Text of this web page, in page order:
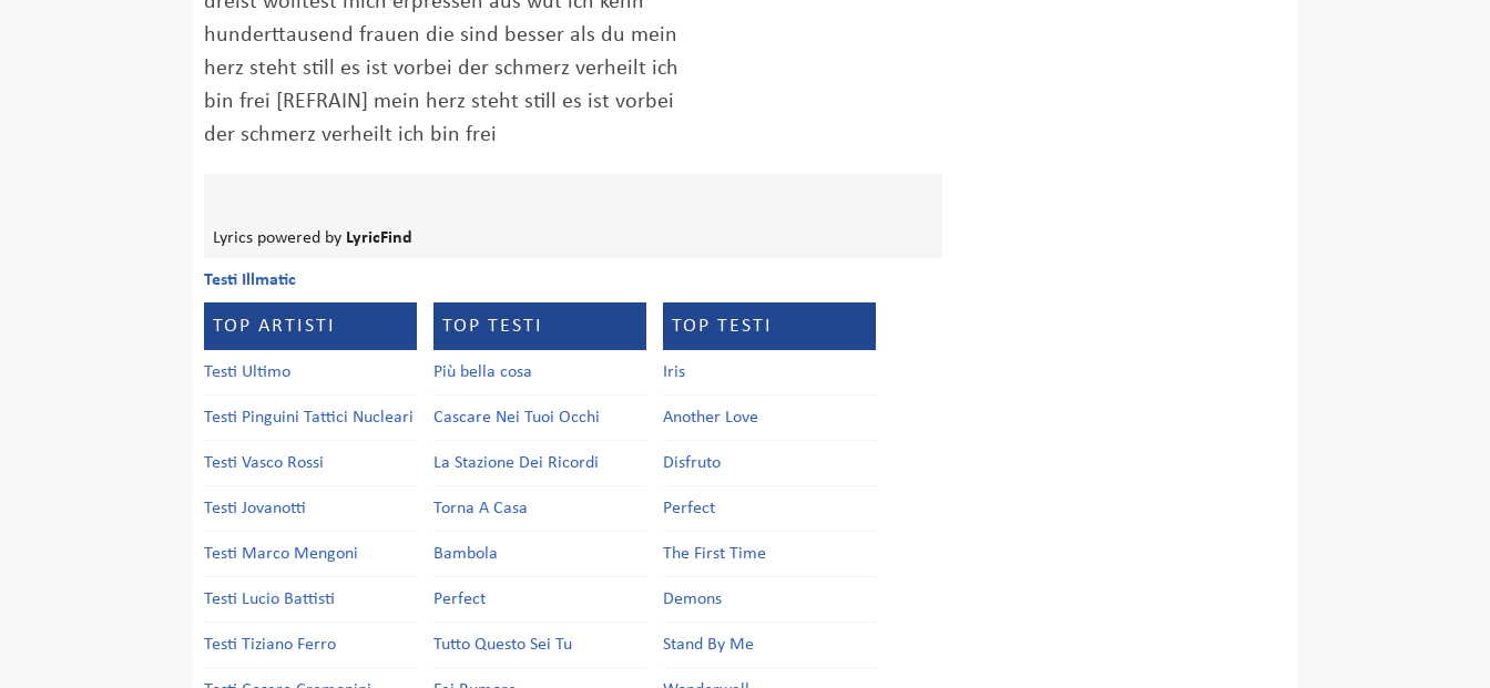
hunderttausend frauen die sind besser als du mein
herz steht still es ist vorbei der schmerz verheilt ich
bin frei [REFRAIN] mein herz steht still es ist vorbei
der schmerz verheilt ich bin frei
Lyrics powered by LyricFind
Testi Illmatic
TOP ARTISTI
Testi Ultimo
Testi Pinguini Tattici Nucleari
Testi Vasco Rossi
Testi Jovanotti
Testi Marco Mengoni
Testi Lucio Battisti
Testi Tiziano Ferro
TOP TESTI
Più bella cosa
Cascare Nei Tuoi Occhi
La Stazione Dei Ricordi
Torna A Casa
Bambola
Perfect
Tutto Questo Sei Tu
TOP TESTI
Iris
Another Love
Disfruto
Perfect
The First Time
Demons
Stand By Me